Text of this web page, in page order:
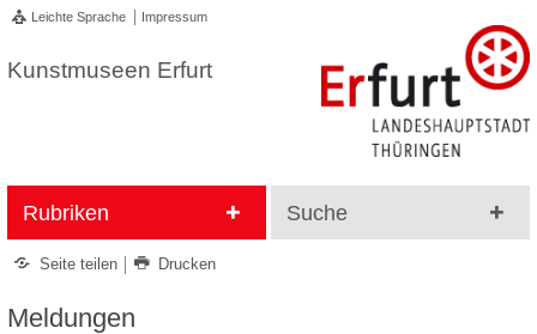
Leichte Sprache Impressum
Kunstmuseen Erfurt
Rubriken Suche
Seite teilen Drucken
Meldungen